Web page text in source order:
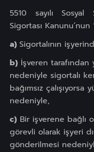
5510 sayılı
Sigortası Kanunu’nun
a) Sigortalının
b) İşveren
nedeniyle sigortalı
bağımsız
nedeniyle,
c) Bir işverene bağlı
görevli olarak işyeri
gönderilmesi